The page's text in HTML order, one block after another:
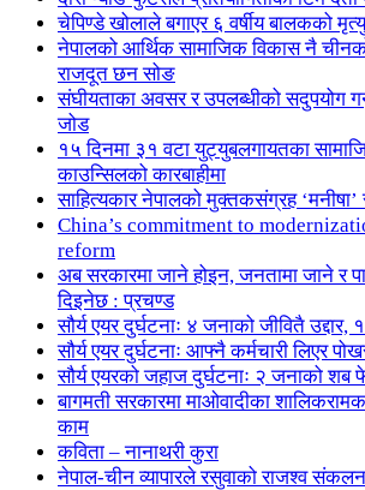
चेपिण्डे खोलाले बगाएर ६ वर्षीय बालकको मृत्यु
नेपालको आर्थिक सामाजिक विकास नै
राजदूत छन सोङ
संघीयताका अवसर र उपलब्धीको सदुपयोग
जोड
१५ दिनमा ३१ वटा युट्युबलगायतका
काउन्सिलको कारबाहीमा
साहित्यकार नेपालको मुक्तकसंग्रह ‘मनीषा’
China’s commitment to
reform
अब सरकारमा जाने होइन, जनतामा जाने र
दिइनेछ : प्रचण्ड
सौर्य एयर दुर्घटनाः ४ जनाको जीवितै
सौर्य एयर दुर्घटनाः आफ्नै कर्मचारी लिएर
सौर्य एयरको जहाज दुर्घटनाः २ जनाको शब
बागमती सरकारमा माओवादीका
काम
कविता – नानाथरी कुरा
नेपाल-चीन व्यापारले रसुवाको राजश्व